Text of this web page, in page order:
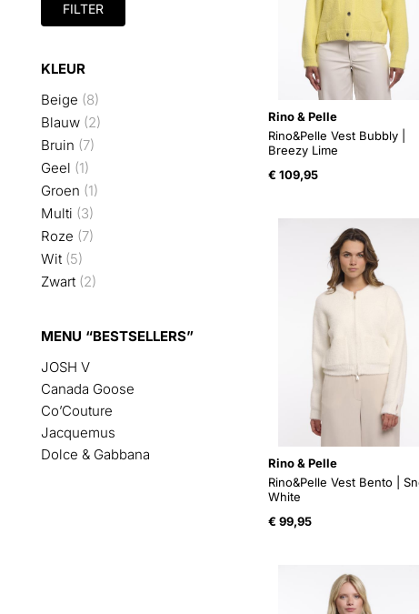
FILTER
KLEUR
Beige (8)
Blauw (2)
Bruin (7)
Geel (1)
Groen (1)
Multi (3)
Roze (7)
Wit (5)
Zwart (2)
MENU “BESTSELLERS”
JOSH V
Canada Goose
Co’Couture
Jacquemus
Dolce & Gabbana
Rino & Pelle
Rino&Pelle Vest Bubbly |
Breezy Lime
€ 109,95
Rino & Pelle
Rino&Pelle Vest Bento |
White
€ 99,95